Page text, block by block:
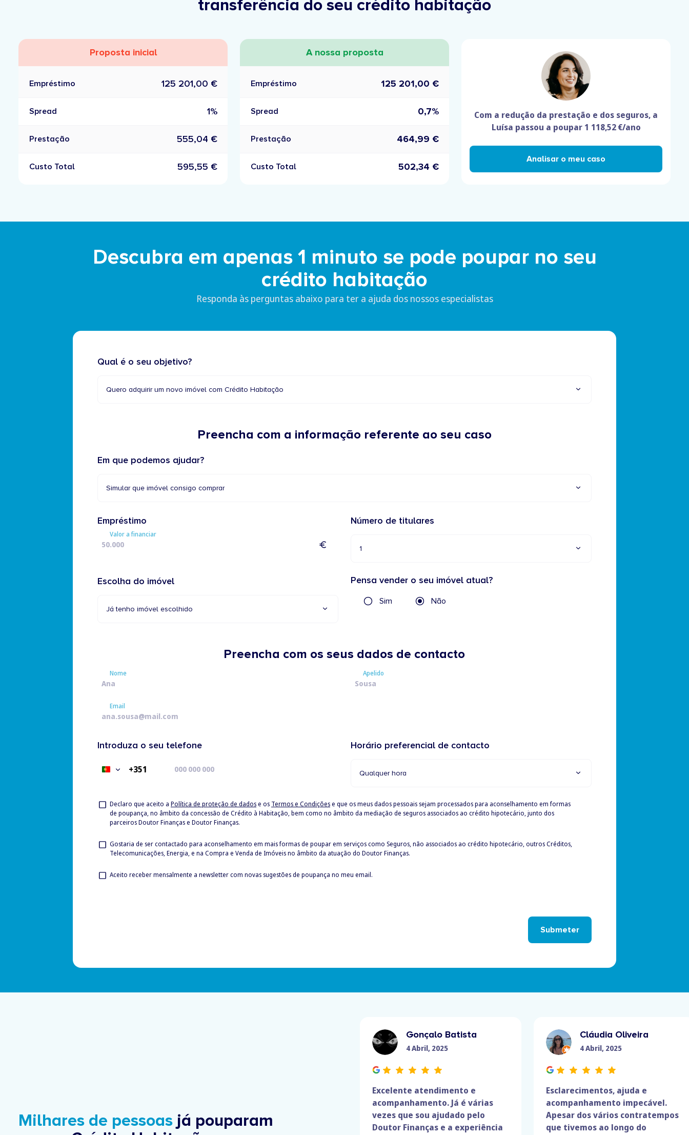
transferência do seu crédito habitação
Proposta inicial
Empréstimo 125 201,00 €
Spread 1%
Prestação 555,04 €
Custo Total 595,55 €
A nossa proposta
Empréstimo 125 201,00 €
Spread 0,7%
Prestação 464,99 €
Custo Total 502,34 €
Com a redução da prestação e dos seguros, a
Luísa passou a poupar 1 118,52 €/ano
Analisar o meu caso
Descubra em apenas 1 minuto se pode poupar no seu
crédito habitação
Responda às perguntas abaixo para ter a ajuda dos nossos especialistas
Qual é o seu objetivo?
Quero adquirir um novo imóvel com Crédito Habitação
Preencha com a informação referente ao seu caso
Em que podemos ajudar?
Simular que imóvel consigo comprar
Empréstimo
Valor a financiar
Número de titulares
1
Escolha do imóvel
Já tenho imóvel escolhido
Pensa vender o seu imóvel atual?
Sim Não
Preencha com os seus dados de contacto
Nome
Nome Apelido
Apelido
Email
Email
Introduza o seu telefone
Portugal
+351
Horário preferencial de contacto
Qualquer hora
Privacy
Check
Declaro que aceito a Política de proteção de dadose os Termos e Condiçõese que os meus dados pessoais sejam processados para aconselhamento em formas
de poupança, no âmbito da concessão de Crédito à Habitação, bem como no âmbito da mediação de seguros associados ao crédito hipotecário, junto dos
parceiros Doutor Finanças e Doutor Finanças.
Privacy
Check
Gostaria de ser contactado para aconselhamento em mais formas de poupar em serviços como Seguros, não associados ao crédito hipotecário, outros Créditos,
Telecomunicações, Energia, e na Compra e Venda de Imóveis no âmbito da atuação do Doutor Finanças.
Newsletter
Aceito receber mensalmente a newsletter com novas sugestões de poupança no meu email.
Submeter
Milhares de pessoasjá pouparam
Gonçalo Batista
4 Abril, 2025
Excelente atendimento e
acompanhamento. Já é várias
vezes que sou ajudado pelo
Doutor Finanças e a experiência
Cláudia Oliveira
4 Abril, 2025
Esclarecimentos, ajuda e
acompanhamento impecável.
Apesar dos vários contratempos
que tivemos ao longo do